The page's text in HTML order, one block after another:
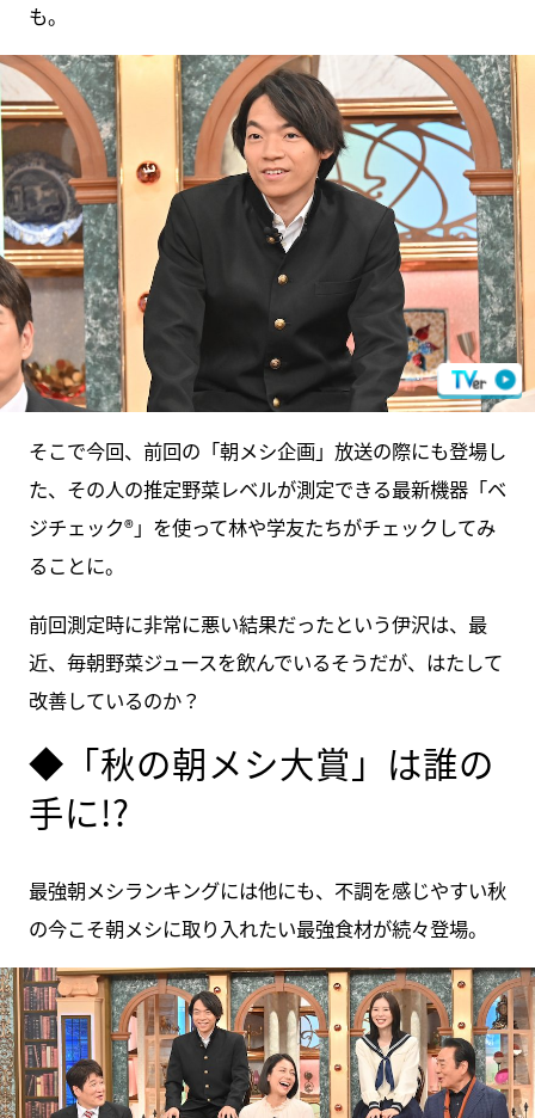
も。
そこで今回、前回の「朝メシ企画」放送の際にも登場し
た、その人の推定野菜レベルが測定できる最新機器「ベ
ジチェック®︎」を使って林や学友たちがチェックしてみ
ることに。
前回測定時に非常に悪い結果だったという伊沢は、最
近、毎朝野菜ジュースを飲んでいるそうだが、はたして
改善しているのか？
◆「秋の朝メシ大賞」は誰の
手に!?
最強朝メシランキングには他にも、不調を感じやすい秋
の今こそ朝メシに取り入れたい最強食材が続々登場。